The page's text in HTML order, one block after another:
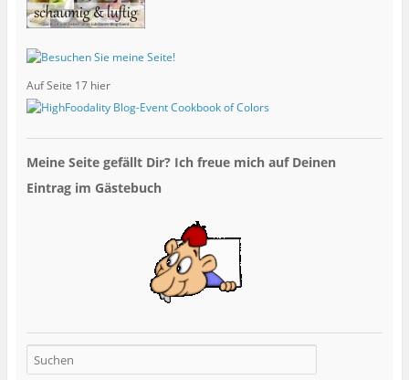
Auf Seite 17 hier
Meine Seite gefällt Dir? Ich freue mich auf Deinen
Eintrag im Gästebuch